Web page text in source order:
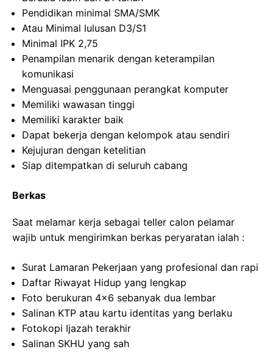
Pendidikan minimal SMA/SMK
Atau Minimal lulusan D3/S1
Minimal IPK 2,75
Penampilan menarik dengan keterampilan
komunikasi
Menguasai penggunaan perangkat komputer
Memiliki wawasan tinggi
Memiliki karakter baik
Dapat bekerja dengan kelompok atau sendiri
Kejujuran dengan ketelitian
Siap ditempatkan di seluruh cabang
Berkas
Saat melamar kerja sebagai teller calon pelamar
wajib untuk mengirimkan berkas peryaratan ialah :
Surat Lamaran Pekerjaan yang profesional dan rapi
Daftar Riwayat Hidup yang lengkap
Foto berukuran 4×6 sebanyak dua lembar
Salinan KTP atau kartu identitas yang berlaku
Fotokopi Ijazah terakhir
Salinan SKHU yang sah